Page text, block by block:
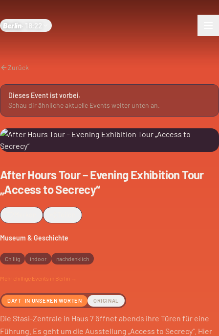
Berlin 18:22
Zurück
Dieses Event ist vorbei.
Schau dir ähnliche aktuelle Events weiter unten an.
After Hours Tour – Evening Exhibition Tour
„Access to Secrecy“
Museum & Geschichte
Chillig indoor nachdenklich
Mehr chillige Events in Berlin →
DAYT · IN UNSEREN WORTEN ORIGINAL
Die Stasi-Zentrale in Haus 7 öffnet abends ihre Türen für eine
Führung. Es geht um die Ausstellung „Access to Secrecy“. Hier